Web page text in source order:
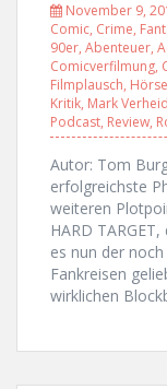
November 9,
Comic, Crime,
90er, Abenteuer,
Comicverfilmung,
Filmplausch,
Kritik, Mark
Podcast, Review,
Autor: Tom
erfolgreichste
weiteren
HARD
es nun der
Fankreisen
wirklichen